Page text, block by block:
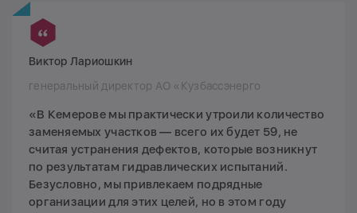
Виктор Лариошкин
генеральный директор АО «Кузбассэнерго
«В Кемерове мы практически утроили количество
заменяемых участков — всего их будет 59, не
считая устранения дефектов, которые возникнут
по результатам гидравлических испытаний.
Безусловно, мы привлекаем подрядные
организации для этих целей, но в этом году